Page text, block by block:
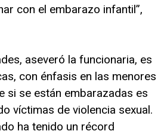
con el embarazo infantil”,
aseveró la funcionaria, es
con énfasis en las menores
si se están embarazadas es
víctimas de violencia sexual.
ha tenido un récord